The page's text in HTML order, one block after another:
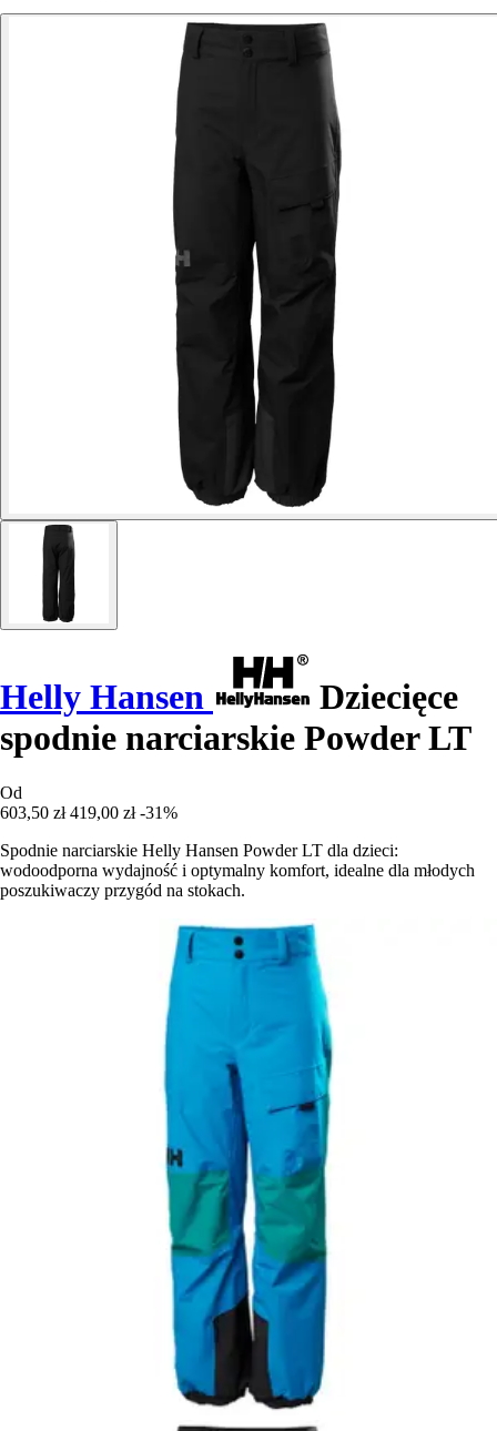
Helly Hansen
Dziecięce
spodnie narciarskie Powder LT
Od
603,50 zł 419,00 zł -31%
Spodnie narciarskie Helly Hansen Powder LT dla dzieci:
wodoodporna wydajność i optymalny komfort, idealne dla młodych
poszukiwaczy przygód na stokach.